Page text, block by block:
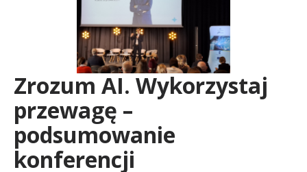
e
O
Zrozum AI. Wykorzystaj
przewagę –
podsumowanie
konferencji